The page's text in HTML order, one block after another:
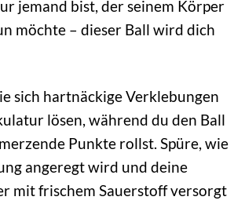
jemand bist, der seinem Körper
möchte – dieser Ball wird dich
sich hartnäckige Verklebungen
lösen, während du den Ball
Punkte rollst. Spüre, wie
angeregt wird und deine
mit frischem Sauerstoff versorgt